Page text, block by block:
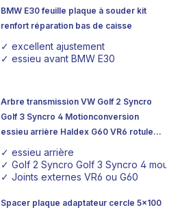
BMW E30 feuille plaque à souder kit
renfort réparation bas de caisse
✓ excellent ajustement
✓ essieu avant BMW E30
Arbre transmission VW Golf 2 Syncro
Golf 3 Syncro 4 Motionconversion
essieu arrière Haldex G60 VR6 rotule
extérieure
✓ essieu arrière
✓ Golf 2 Syncro Golf 3 Syncro 4
✓ Joints externes VR6 ou G60
Spacer plaque adaptateur cercle 5x100